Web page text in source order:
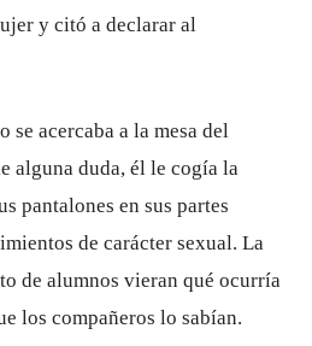
y citó a declarar al
se acercaba a la mesa del
alguna duda, él le cogía la
pantalones en sus partes
de carácter sexual. La
de alumnos vieran qué ocurría
los compañeros lo sabían.